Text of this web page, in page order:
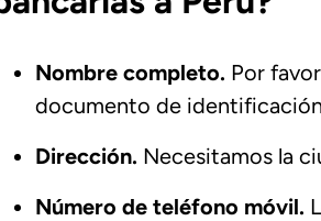
Nombre completo. Por
documento de
Dirección. Necesitamos la
Número de teléfono móvil.